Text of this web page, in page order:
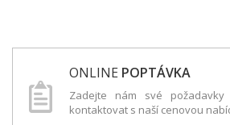
ONLINE POPTÁVKA
Zadejte nám své
kontaktovat s naší cenovou